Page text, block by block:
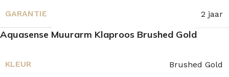
GARANTIE 2 jaar
Aquasense Muurarm Klaproos Brushed Gold
KLEUR Brushed Gold